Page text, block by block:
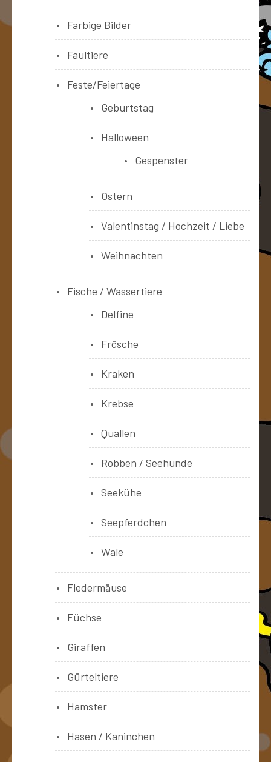
Farbige Bilder
Faultiere
Feste/Feiertage
Geburtstag
Halloween
Gespenster
Ostern
Valentinstag / Hochzeit / Liebe
Weihnachten
Fische / Wassertiere
Delfine
Frösche
Kraken
Krebse
Quallen
Robben / Seehunde
Seekühe
Seepferdchen
Wale
Fledermäuse
Füchse
Giraffen
Gürteltiere
Hamster
Hasen / Kaninchen